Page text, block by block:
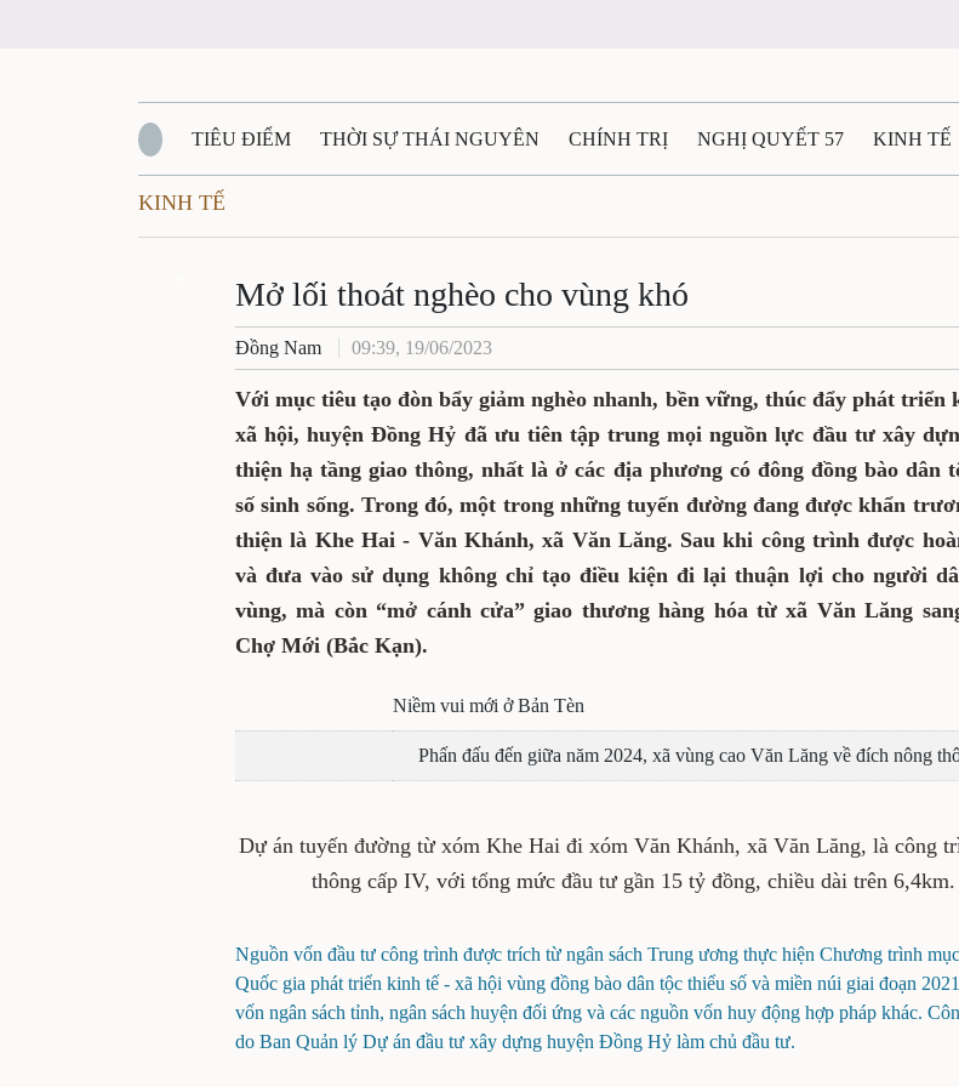
TIÊU ĐIỂM THỜI SỰ THÁI NGUYÊN CHÍNH TRỊ NGHỊ QUYẾT 57 KINH TẾ
QUỐC PHÒNG - AN NINH
QUÊ HƯƠNG - ĐẤT NƯỚC QUỐC TẾ TÀI NGUYÊN - MÔI TRƯỜNG
VĂN BẢN, CHÍNH SÁCH MỚI VĂN NGHỆ THÁI NGUYÊN
KINH TẾ
Mở lối thoát nghèo cho vùng khó
Đồng Nam 09:39, 19/06/2023
Với mục tiêu tạo đòn bẩy giảm nghèo nhanh, bền vững, thúc đẩy phát triển
xã hội, huyện Đồng Hỷ đã ưu tiên tập trung mọi nguồn lực đầu tư xây
thiện hạ tầng giao thông, nhất là ở các địa phương có đông đồng bào dân
số sinh sống. Trong đó, một trong những tuyến đường đang được khẩn
thiện là Khe Hai - Văn Khánh, xã Văn Lăng. Sau khi công trình được
và đưa vào sử dụng không chỉ tạo điều kiện đi lại thuận lợi cho người
vùng, mà còn “mở cánh cửa” giao thương hàng hóa từ xã Văn Lăng
Chợ Mới (Bắc Kạn).
Niềm vui mới ở Bản Tèn
Phấn đấu đến giữa năm 2024, xã vùng cao Văn Lăng về đích nông
Dự án tuyến đường từ xóm Khe Hai đi xóm Văn Khánh, xã Văn Lăng, là công
thông cấp IV, với tổng mức đầu tư gần 15 tỷ đồng, chiều dài trên 6,4km.
Nguồn vốn đầu tư công trình được trích từ ngân sách Trung ương thực hiện Chương trình
Quốc gia phát triển kinh tế - xã hội vùng đồng bào dân tộc thiểu số và miền núi giai đoạn
vốn ngân sách tỉnh, ngân sách huyện đối ứng và các nguồn vốn huy động hợp pháp khác.
do Ban Quản lý Dự án đầu tư xây dựng huyện Đồng Hỷ làm chủ đầu tư.